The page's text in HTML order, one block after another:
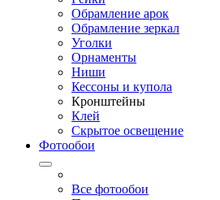
Обрамление арок
Обрамление зеркал
Уголки
Орнаменты
Ниши
Кессоны и купола
Кронштейны
Клей
Скрытое освещение
Фотообои
Все фотообои